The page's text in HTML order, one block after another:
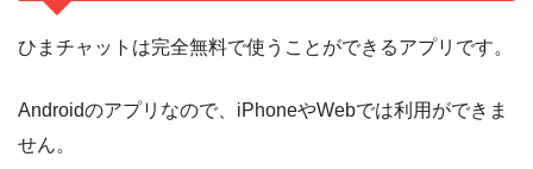
ひまチャットは完全無料で使うことができるアプリです。
Androidのアプリなので、iPhoneやWebでは利用ができま
せん。